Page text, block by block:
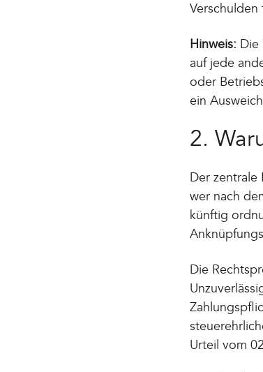
Hinweis: Die
auf jede
oder
ein
2.
Der zentrale
wer nach
künftig
Die
Urteil vom